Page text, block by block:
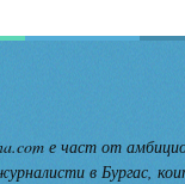
е част от
в Бургас,